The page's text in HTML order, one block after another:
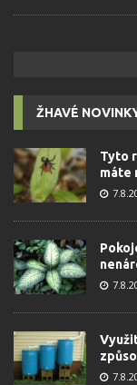
ŽHAVÉ
Tyto
máte